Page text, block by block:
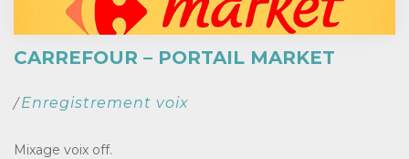
CARREFOUR – PORTAIL MARKET
/ Enregistrement voix
Mixage voix off.